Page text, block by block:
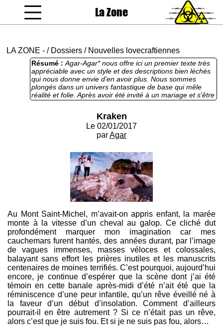
La Zone
LA ZONE - / Dossiers / Nouvelles lovecraftiennes
Résumé : Agar-Agar* nous offre ici un premier texte très
appréciable avec un style et des descriptions bien léchés
qui nous donne envie d'en avoir plus. Nous sommes
plongés dans un univers fantastique de base qui mêle
réalité et folie. Après avoir été invité à un mariage et s'être
empiffré au banquet cérémonial, le protagoniste semble
passer sur les sushis, surtout quand on est en voyage à
Fukushima). Un concurrent sérieux donc qui grossit le
dossier Lovecraft qui, je vous le rappelle, se clôture à la
quand même).
Kraken
Le 02/01/2017
parAgar
Au Mont Saint-Michel, m’avait-on appris enfant, la marée
monte à la vitesse d’un cheval au galop. Ce cliché dut
profondément marquer mon imagination car mes
cauchemars furent hantés, des années durant, par l’image
de vagues immenses, masses véloces et colossales,
balayant sans effort les prières inutiles et les manuscrits
centenaires de moines terrifiés. C’est pourquoi, aujourd’hui
encore, je continue d’espérer que la scène dont j’ai été
témoin en cette banale après-midi d’été n’ait été que la
réminiscence d’une peur infantile, qu’un rêve éveillé né à
la faveur d’un début d’insolation. Comment d’ailleurs
pourrait-il en être autrement ? Si ce n’était pas un rêve,
alors c’est que je suis fou. Et si je ne suis pas fou, alors…